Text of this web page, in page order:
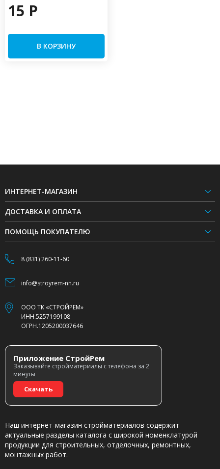
15 P
В КОРЗИНУ
ИНТЕРНЕТ-МАГАЗИН
ДОСТАВКА И ОПЛАТА
ПОМОЩЬ ПОКУПАТЕЛЮ
8 (831) 260-11-60
info@stroyrem-nn.ru
ООО ТК «СТРОЙРЕМ»
ИНН.5257199108
ОГРН.1205200037646
Приложение СтройРем
Заказывайте стройматериалы с телефона за 2
минуты
Скачать
Наш интернет-магазин стройматериалов содержит
актуальные разделы каталога с широкой номенклатурой
продукции для строительных, отделочных, ремонтных,
монтажных работ.